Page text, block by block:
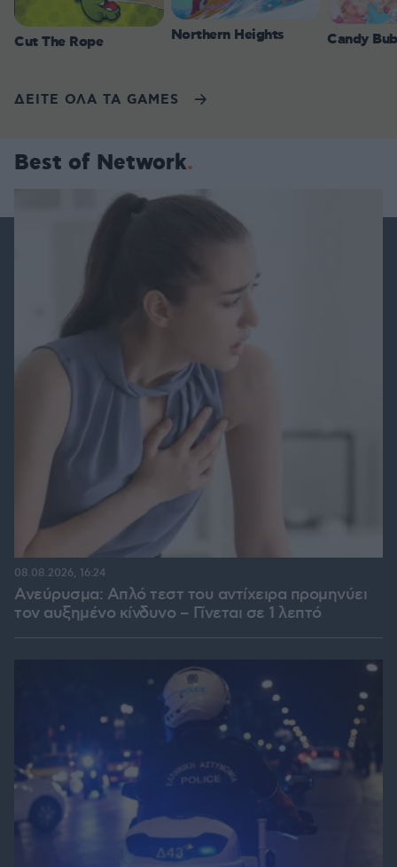
Cut The Rope Northern Heights Candy
ΔΕΙΤΕ ΟΛΑ ΤΑ GAMES
Best of Network
Ανεύρυσμα: Απλό τεστ του αντίχειρα προμηνύει
τον αυξημένο κίνδυνο – Γίνεται σε 1 λεπτό
08.08.2026, 16:24